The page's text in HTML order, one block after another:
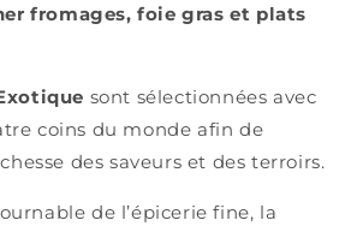
fromages, foie gras et plats
sont sélectionnées avec
coins du monde afin de
des saveurs et des terroirs.
de l’épicerie fine, la